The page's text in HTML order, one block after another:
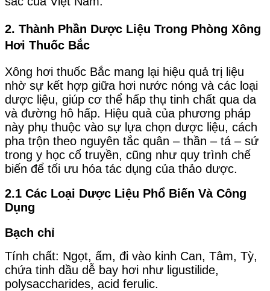
2. Thành Phần Dược Liệu Trong Phòng Xông
Hơi Thuốc Bắc
Xông hơi thuốc Bắc mang lại hiệu quả trị liệu
nhờ sự kết hợp giữa hơi nước nóng và các loại
dược liệu, giúp cơ thể hấp thụ tinh chất qua da
và đường hô hấp. Hiệu quả của phương pháp
này phụ thuộc vào sự lựa chọn dược liệu, cách
pha trộn theo nguyên tắc quân – thần – tá – sứ
trong y học cổ truyền, cũng như quy trình chế
biến để tối ưu hóa tác dụng của thảo dược.
2.1 Các Loại Dược Liệu Phổ Biến Và Công
Dụng
Bạch chỉ
Tính chất: Ngọt, ấm, đi vào kinh Can, Tâm, Tỳ,
chứa tinh dầu dễ bay hơi như ligustilide,
polysaccharides, acid ferulic.